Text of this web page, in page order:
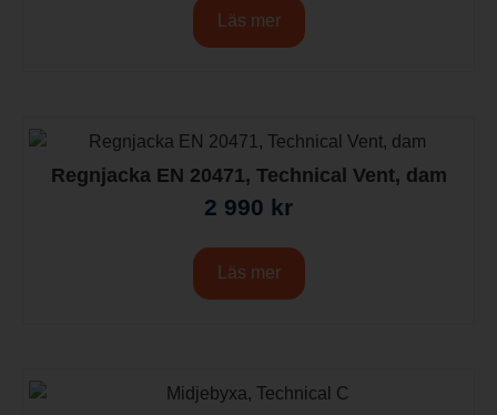
Läs mer
Regnjacka EN 20471, Technical Vent, dam
2 990 kr
Läs mer